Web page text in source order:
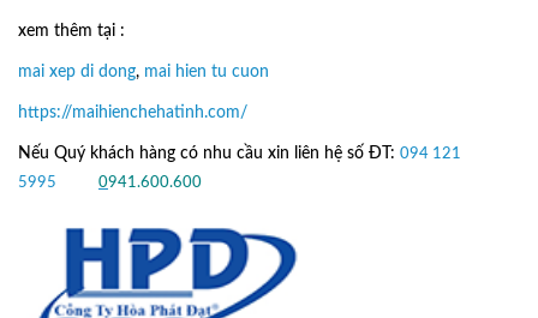
xem thêm tại :
mai xep di dong, mai hien tu cuon
https://maihienchehatinh.com/
Nếu Quý khách hàng có nhu cầu xin liên hệ số ĐT: 094 121
5995
0941.600.600